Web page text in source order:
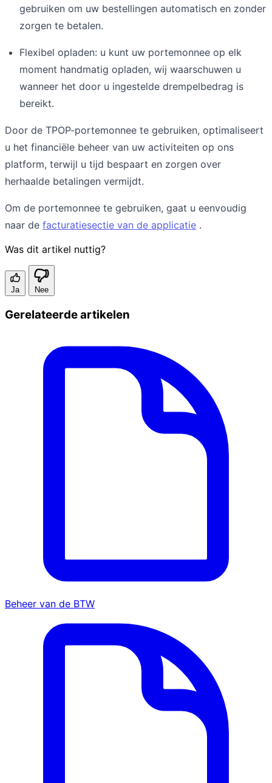
gebruiken om uw bestellingen automatisch en zonder
zorgen te betalen.
Flexibel opladen: u kunt uw portemonnee op elk
moment handmatig opladen, wij waarschuwen u
wanneer het door u ingestelde drempelbedrag is
bereikt.
Door de TPOP-portemonnee te gebruiken, optimaliseert
u het financiële beheer van uw activiteiten op ons
platform, terwijl u tijd bespaart en zorgen over
herhaalde betalingen vermijdt.
Om de portemonnee te gebruiken, gaat u eenvoudig
naar de facturatiesectie van de applicatie .
Was dit artikel nuttig?
Ja Nee
Gerelateerde artikelen
Beheer van de BTW